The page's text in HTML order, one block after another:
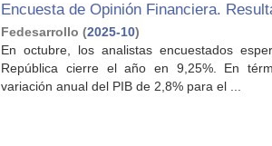
Encuesta de Opinión Financiera.
Fedesarrollo (2025-10)
En octubre, los analistas encuestados
República cierre el año en 9,25%. En
variación anual del PIB de 2,8% para el ...